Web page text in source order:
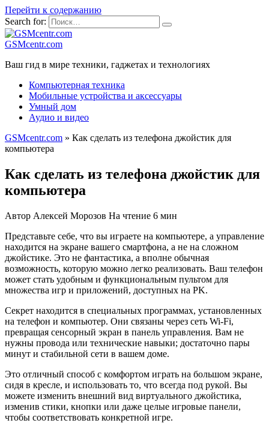
Перейти к содержанию
Search for:
GSMcentr.com
Ваш гид в мире техники, гаджетах и технологиях
Компьютерная техника
Мобильные устройства и аксессуары
Умный дом
Аудио и видео
GSMcentr.com » Как сделать из телефона джойстик для
компьютера
Как сделать из телефона джойстик для
компьютера
Автор Алексей Морозов На чтение 6 мин
Представьте себе, что вы играете на компьютере, а управление
находится на экране вашего смартфона, а не на сложном
джойстике. Это не фантастика, а вполне обычная
возможность, которую можно легко реализовать. Ваш телефон
может стать удобным и функциональным пультом для
множества игр и приложений, доступных на PK.
Секрет находится в специальных программах, установленных
на телефон и компьютер. Они связаны через сеть Wi-Fi,
превращая сенсорный экран в панель управления. Вам не
нужны провода или технические навыки; достаточно пары
минут и стабильной сети в вашем доме.
Это отличный способ с комфортом играть на большом экране,
сидя в кресле, и использовать то, что всегда под рукой. Вы
можете изменить внешний вид виртуального джойстика,
изменив стики, кнопки или даже целые игровые панели,
чтобы соответствовать конкретной игре.